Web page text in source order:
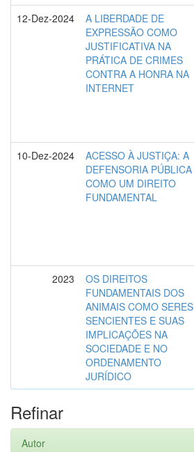
12-Dez-2024
A LIBERDADE DE
EXPRESSÃO COMO
JUSTIFICATIVA NA
PRÁTICA DE CRIMES
CONTRA A HONRA NA
INTERNET
10-Dez-2024
ACESSO À JUSTIÇA: A
DEFENSORIA PÚBLICA
COMO UM DIREITO
FUNDAMENTAL
2023
OS DIREITOS
FUNDAMENTAIS DOS
ANIMAIS COMO SERES
SENCIENTES E SUAS
IMPLICAÇÕES NA
SOCIEDADE E NO
ORDENAMENTO
JURÍDICO
Refinar
Autor